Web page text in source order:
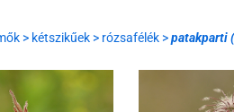
> kétszikűek > rózsafélék >patakparti